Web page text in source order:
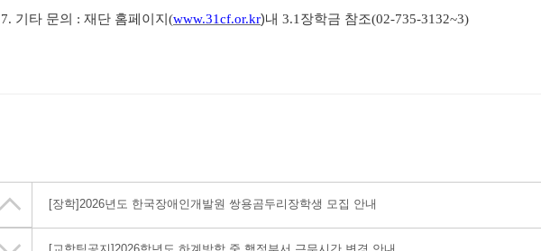
7. 기타 문의 : 재단 홈페이지 (www.31cf.or.kr)내 3.1 장학금 참조(02-735-3132~3)
[장학]2026년도 한국장애인개발원 쌍용곰두리장학생 모집 안내